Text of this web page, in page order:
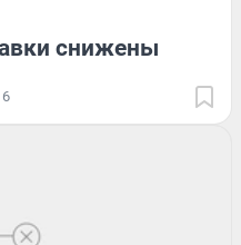
снижены
6